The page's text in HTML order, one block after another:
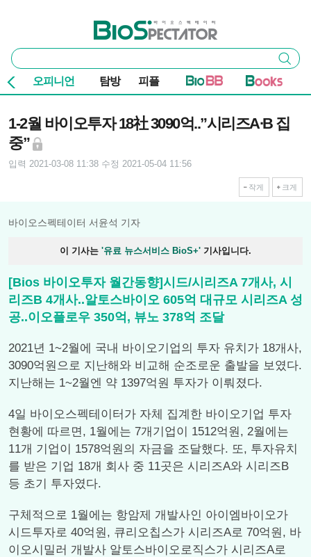
바이오스펙테이터
통
합
검
색
검색
오피니언 탐방 피플
1-2월 바이오투자 18社 3090억..”시리즈A∙B 집
중”
입력 2021-03-08 11:38 수정 2021-05-04 11:56
작게 크게
바이오스펙테이터 서윤석 기자
이 기사는 '유료 뉴스서비스 BioS+' 기사입니다.
[Bios 바이오투자 월간동향]시드/시리즈A 7개사, 시
리즈B 4개사..알토스바이오 605억 대규모 시리즈A 성
공..이오플로우 350억, 뷰노 378억 조달
2021년 1~2월에 국내 바이오기업의 투자 유치가 18개사,
3090억원으로 지난해와 비교해 순조로운 출발을 보였다.
지난해는 1~2월엔 약 1397억원 투자가 이뤄졌다.
4일 바이오스펙테이터가 자체 집계한 바이오기업 투자
현황에 따르면, 1월에는 7개기업이 1512억원, 2월에는
11개 기업이 1578억원의 자금을 조달했다. 또, 투자유치
를 받은 기업 18개 회사 중 11곳은 시리즈A와 시리즈B
등 초기 투자였다.
구체적으로 1월에는 항암제 개발사인 아이엠바이오가
시드투자로 40억원, 큐리오칩스가 시리즈A로 70억원, 바
이오시밀러 개발사 알토스바이오로직스가 시리즈A로